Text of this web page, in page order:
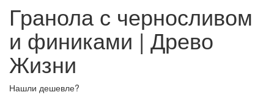
Гранола с черносливом
и финиками | Древо
Жизни
Нашли дешевле?